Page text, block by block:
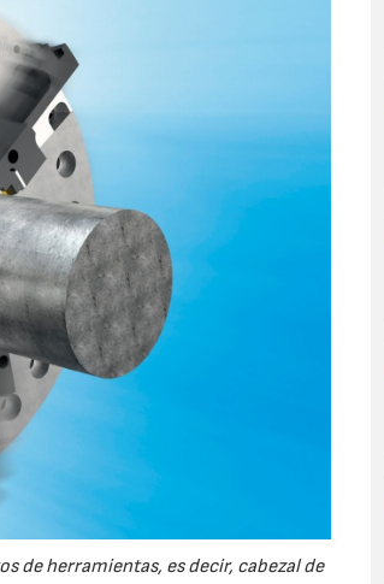
de herramientas, es decir, cabezal de